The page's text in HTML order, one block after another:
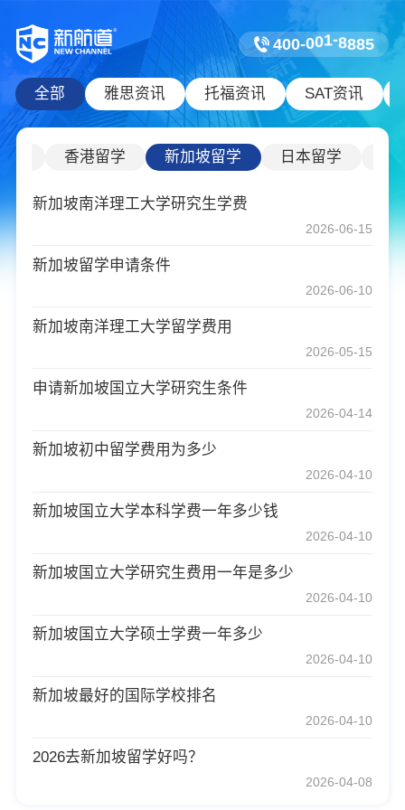
400-001-8885
全部 雅思资讯 托福资讯 SAT资讯
香港留学 新加坡留学 日本留学
新加坡南洋理工大学研究生学费
2026-06-15
新加坡留学申请条件
2026-06-10
新加坡南洋理工大学留学费用
2026-05-15
申请新加坡国立大学研究生条件
2026-04-14
新加坡初中留学费用为多少
2026-04-10
新加坡国立大学本科学费一年多少钱
2026-04-10
新加坡国立大学研究生费用一年是多少
2026-04-10
新加坡国立大学硕士学费一年多少
2026-04-10
新加坡最好的国际学校排名
2026-04-10
2026去新加坡留学好吗？
2026-04-08